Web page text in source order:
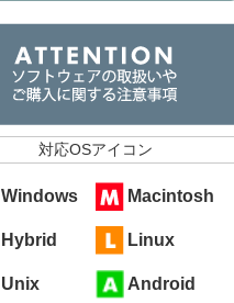
対応OSアイコン
Windows Macintosh
Hybrid Linux
Unix Android